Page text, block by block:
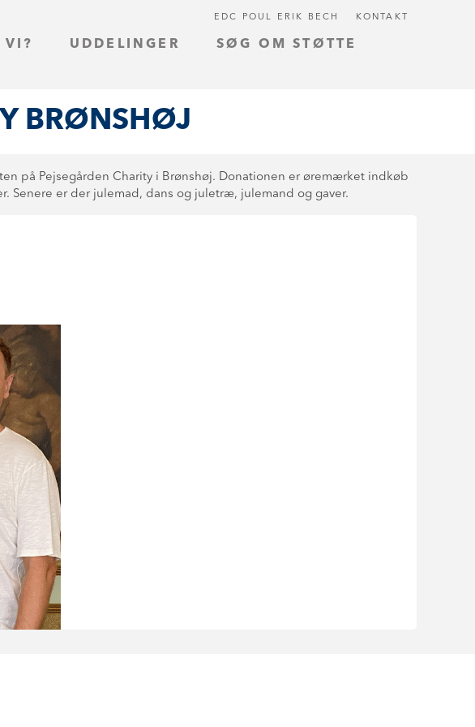
VI? UDDELINGER SØG OM STØTTE
EDC POUL ERIK BECH KONTAKT
BRØNSHØJ
på Pejsegården Charity i Brønshøj. Donationen er øremærket indkøb
Senere er der julemad, dans og juletræ, julemand og gaver.